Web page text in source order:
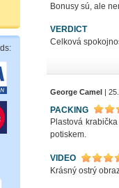
Bonusy sú, ale
VERDICT
Celková
George Camel |
PACKING
Plastová
potiskem.
VIDEO
Krásný ostrý